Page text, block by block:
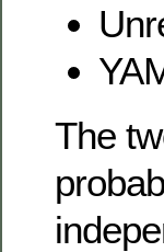
The